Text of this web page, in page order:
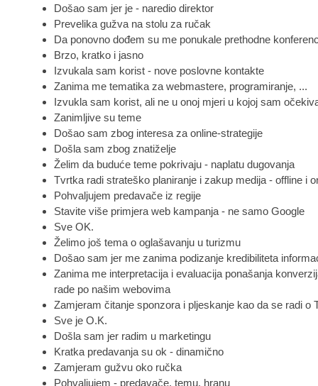
Došao sam jer je - naredio direktor
Prevelika gužva na stolu za ručak
Da ponovno dođem su me ponukale prethodne
Brzo, kratko i jasno
Izvukala sam korist - nove poslovne kontakte
Zanima me tematika za webmastere, programiranje, ...
Izvukla sam korist, ali ne u onoj mjeri u kojoj sam
Zanimljive su teme
Došao sam zbog interesa za online-strategije
Došla sam zbog znatiželje
Želim da buduće teme pokrivaju - naplatu dugovanja
Tvrtka radi strateško planiranje i zakup medija - offline i
Pohvaljujem predavače iz regije
Stavite više primjera web kampanja - ne samo Google
Sve OK.
Želimo još tema o oglašavanju u turizmu
Došao sam jer me zanima podizanje kredibiliteta
Zanima me interpretacija i evaluacija ponašanja
rade po našim webovima
Zamjeram čitanje sponzora i pljeskanje kao da se radi o
Sve je O.K.
Došla sam jer radim u marketingu
Kratka predavanja su ok - dinamično
Zamjeram gužvu oko ručka
Pohvaljujem - predavače, temu, hranu